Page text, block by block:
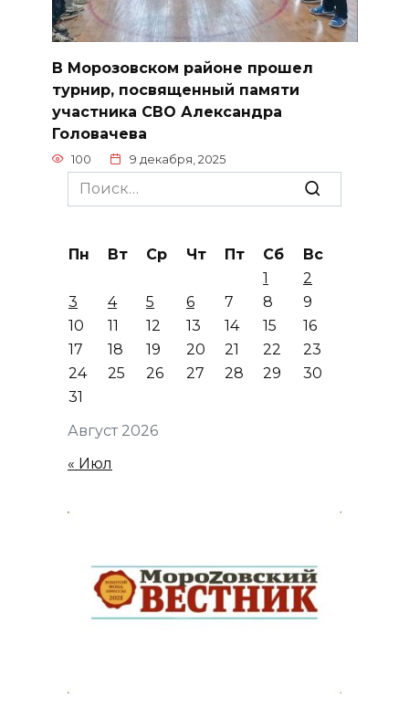
В Морозовском районе прошел
турнир, посвященный памяти
участника СВО Александра
Головачева
100 9 декабря, 2025
Search
for:
Август 2026
Пн Вт Ср Чт Пт Сб
Вс
1
2
3
4 5 6 7 8
9
10
11 12 13 14 15
16
17
18 19 20 21 22
23
24
25 26 27 28 29
30
31
« Июл